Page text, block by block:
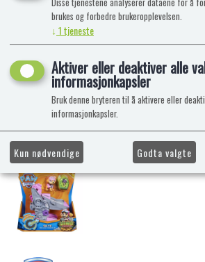
Disse tjenestene analyserer dataene for å
brukes og forbedre brukeropplevelsen.
↓ 1tjeneste
Aktiver eller deaktiver alle
informasjonkapsler
Bruk denne bryteren til å aktivere eller
informasjonkapsler.
Kun nødvendige Godta valgte